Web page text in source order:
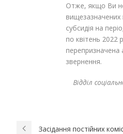
Отже, якщо Ви
вищезазначених
субсидія на
по квітень 2022
звернення.
Відділ
Засідання постійних